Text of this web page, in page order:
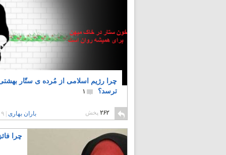
چرا رژیم اسلامی از مُرده ی ستّار
ترسد؟
۱
۲۶۲ پخش باران بهاری |۹ سال پیش
چرا